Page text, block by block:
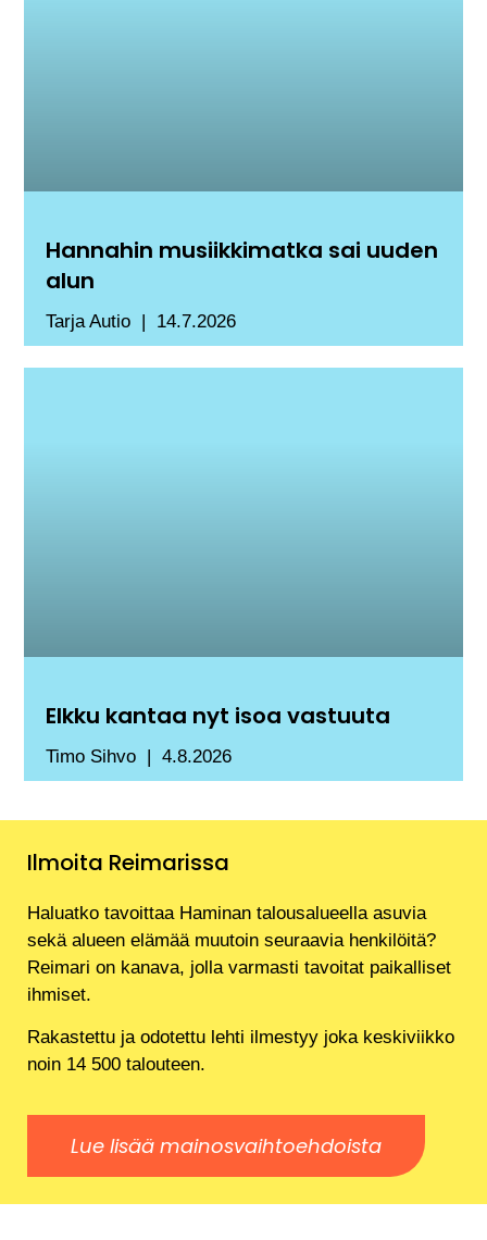
Hannahin musiikkimatka sai uuden
alun
Tarja Autio 14.7.2026
Elkku kantaa nyt isoa vastuuta
Timo Sihvo 4.8.2026
Ilmoita Reimarissa
Haluatko tavoittaa Haminan talousalueella asuvia
sekä alueen elämää muutoin seuraavia henkilöitä?
Reimari on kanava, jolla varmasti tavoitat paikalliset
ihmiset.
Rakastettu ja odotettu lehti ilmestyy joka keskiviikko
noin 14 500 talouteen.
Lue lisää mainosvaihtoehdoista